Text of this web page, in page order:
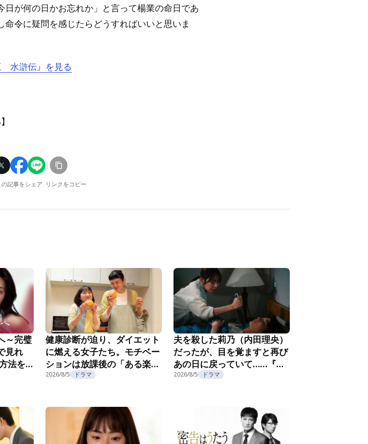
日が何の日かお忘れか」と言って楊業の命日であ
命令に疑問を感じたらどうすればいいと思いま
水滸伝』を見る
の記事をシェア リンクをコピー
～完璧
見れ
法を
健康診断が迫り、ダイエット
に燃える女子たち。モチベー
ションは放課後の「ある楽し
み」で……？『こころのフフ
2026/8/5 ドラマ
夫を殺した莉乃（内田理央）
だったが、目を覚ますと再び
あの日に戻っていて……『夫
を殺したはずなのに』第2話
2026/8/5 ドラマ